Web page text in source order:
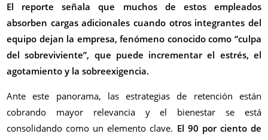
El reporte señala que muchos de estos empleados
absorben cargas adicionales cuando otros integrantes del
equipo dejan la empresa, fenómeno conocido como “culpa
del sobreviviente”, que puede incrementar el estrés, el
agotamiento y la sobreexigencia.
Ante este panorama, las estrategias de retención están
cobrando mayor relevancia y el bienestar se está
consolidando como un elemento clave. El 90 por ciento de